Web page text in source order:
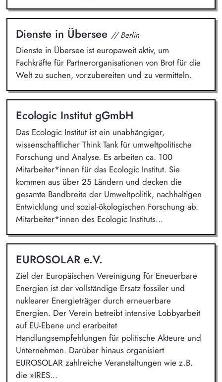
Dienste in Übersee // Berlin
Dienste in Übersee ist europaweit aktiv, um
Fachkräfte für Partnerorganisationen von Brot für die
Welt zu suchen, vorzubereiten und zu vermitteln.
Ecologic Institut gGmbH
Das Ecologic Institut ist ein unabhängiger,
wissenschaftlicher Think Tank für umweltpolitische
Forschung und Analyse. Es arbeiten ca. 100
Mitarbeiter*innen für das Ecologic Institut. Sie
kommen aus über 25 Ländern und decken die
gesamte Bandbreite der Umweltpolitik, nachhaltigen
Entwicklung und sozial-ökologischen Forschung ab.
Mitarbeiter*innen des Ecologic Instituts...
EUROSOLAR e.V.
Ziel der Europäischen Vereinigung für Eneuerbare
Energien ist der vollständige Ersatz fossiler und
nuklearer Energieträger durch erneuerbare
Energien. Der Verein betreibt intensive Lobbyarbeit
auf EU-Ebene und erarbeitet
Handlungsempfehlungen für politische Akteure und
Unternehmen. Darüber hinaus organisiert
EUROSOLAR zahlreiche Veranstaltungen wie z.B.
die »IRES...